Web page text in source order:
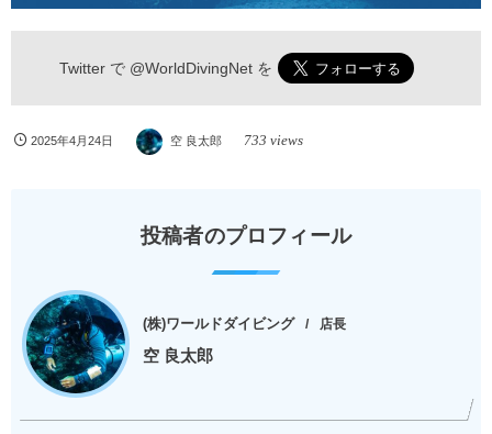
Twitter で @WorldDivingNetを
2025年4月24日 空 良太郎 733 views
投稿者のプロフィール
(株)ワールドダイビング 店長
空 良太郎